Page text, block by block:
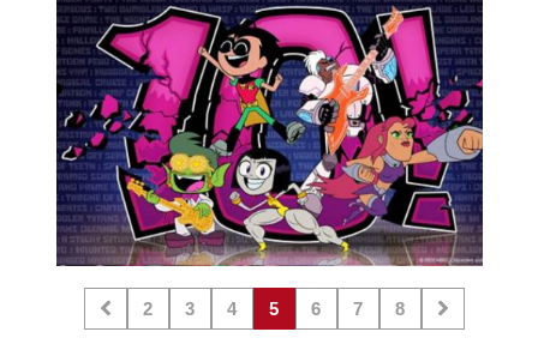
2 3 4 5 6 7 8